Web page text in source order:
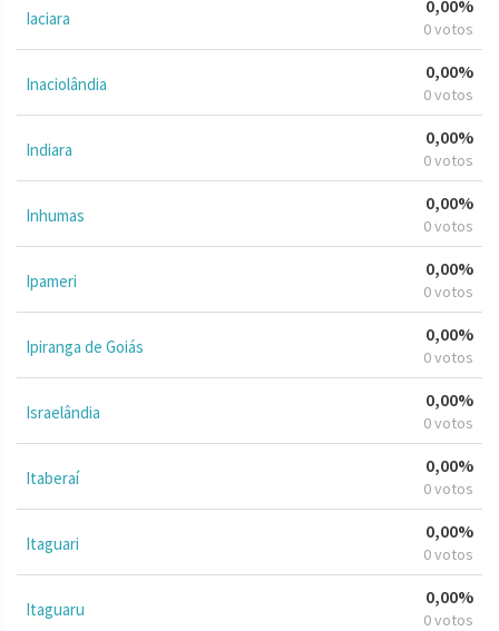
Iaciara
0,00%
0 votos
Inaciolândia
0,00%
0 votos
Indiara
0,00%
0 votos
Inhumas
0,00%
0 votos
Ipameri
0,00%
0 votos
Ipiranga de Goiás
0,00%
0 votos
Israelândia
0,00%
0 votos
Itaberaí
0,00%
0 votos
Itaguari
0,00%
0 votos
Itaguaru
0,00%
0 votos